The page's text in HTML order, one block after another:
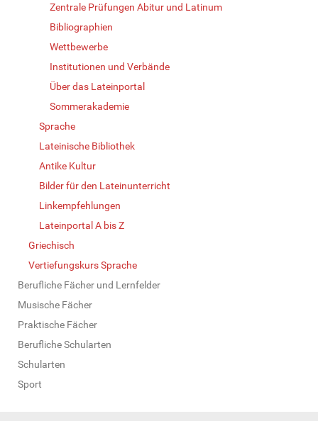
Zentrale Prüfungen Abitur und Latinum
Bibliographien
Wettbewerbe
Institutionen und Verbände
Über das Lateinportal
Sommerakademie
Sprache
Lateinische Bibliothek
Antike Kultur
Bilder für den Lateinunterricht
Linkempfehlungen
Lateinportal A bis Z
Griechisch
Vertiefungskurs Sprache
Berufliche Fächer und Lernfelder
Musische Fächer
Praktische Fächer
Berufliche Schularten
Schularten
Sport